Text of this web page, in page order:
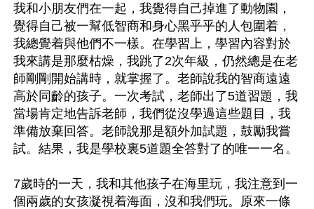
我和小朋友們在一起，我覺得自己掉進了動物園，
覺得自己被一幫低智商和身心黑乎乎的人包圍着，
我總覺着與他們不一樣。在學習上，學習內容對於
我來講是那麼枯燥，我跳了2次年級，仍然總是在老
師剛剛開始講時，就掌握了。老師說我的智商遠遠
高於同齡的孩子。一次考試，老師出了5道習題，我
當場肯定地告訴老師，我們從沒學過這些題目，我
準備放棄回答。老師說那是額外加試題，鼓勵我嘗
試。結果，我是學校裏5道題全答對了的唯一一名。
7歲時的一天，我和其他孩子在海里玩，我注意到一
個兩歲的女孩凝視着海面，沒和我們玩。原來一條